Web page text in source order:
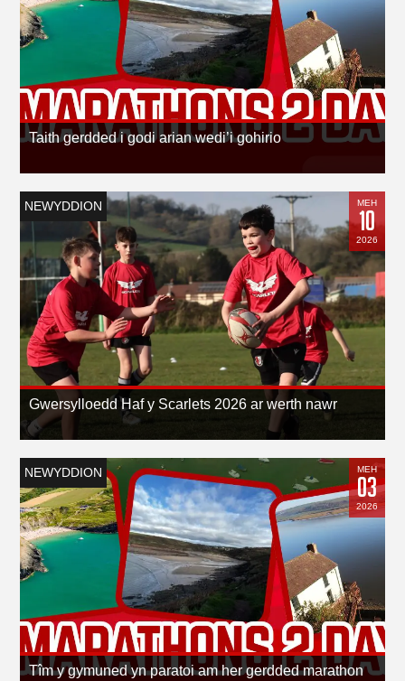
Taith gerdded i godi arian wedi’i gohirio
NEWYDDION MEH
10
2026
Gwersylloedd Haf y Scarlets 2026 ar werth nawr
NEWYDDION MEH
03
2026
Tîm y gymuned yn paratoi am her gerdded marathon